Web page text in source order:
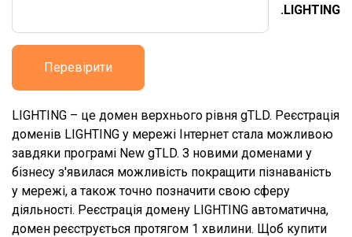
.LIGHTING
Перевірити
LIGHTING – це домен верхнього рівня gTLD. Реєстрація
доменів LIGHTING у мережі Інтернет стала можливою
завдяки програмі New gTLD. З новими доменами у
бізнесу з'явилася можливість покращити пізнаваність
у мережі, а також точно позначити свою сферу
діяльності. Реєстрація домену LIGHTING автоматична,
домен реєструється протягом 1 хвилини. Щоб купити